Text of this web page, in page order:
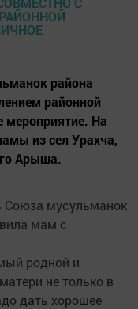
района
районной
мероприятие. На
из сел Урахча,
Арыша.
Союза мусульманок
мам с
родной и
не только в
дать хорошее